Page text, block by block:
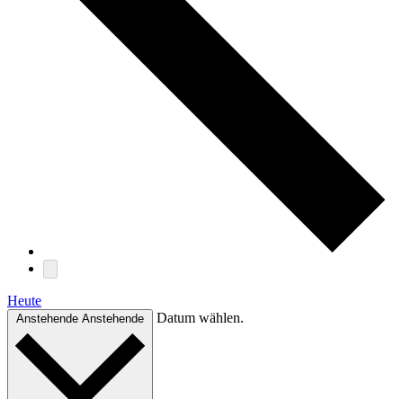
Heute
Anstehende Anstehende Datum wählen.